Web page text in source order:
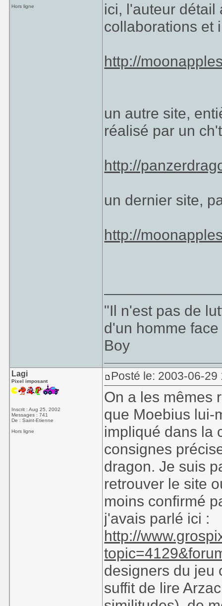
Hors ligne
ici, l'auteur détail
collaborations et
http://
un autre site,
réalisé par un
http://
un dernier site,
http://
"Il n'est pas de
d'un homme
Boy
Lagi
Pixel imposant
Inscrit : Aug 25, 2002
Messages : 741
De : Saint-Etienne
Hors ligne
Posté le: 2003-06-29
On a les mêmes
que Moebius lui-
impliqué dans la
consignes
dragon. Je suis
retrouver le site
moins confirmé
j'avais parlé ici :
http://
designers du jeu
suffit de lire